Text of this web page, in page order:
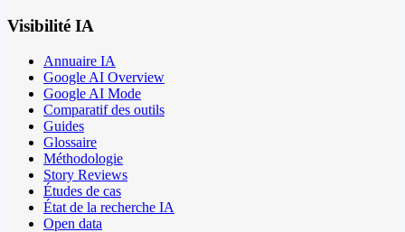
Visibilité IA
Annuaire IA
Google AI Overview
Google AI Mode
Comparatif des outils
Guides
Glossaire
Méthodologie
Story Reviews
Études de cas
État de la recherche IA
Open data